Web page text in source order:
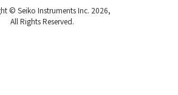
© Seiko Instruments Inc. 2026,
All Rights Reserved.